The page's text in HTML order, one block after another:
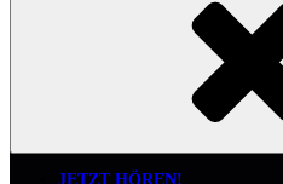
JETZT HÖREN!